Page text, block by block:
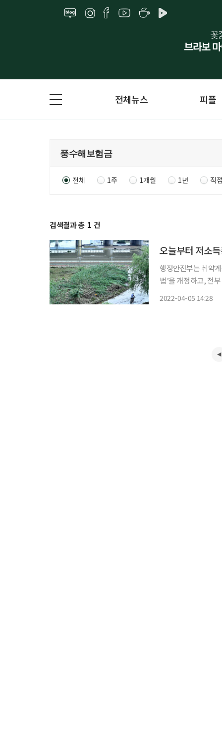
전체뉴스 피플
전체 1주 1개월 1년 직
검색결과 총 1 건
오늘부터 저소
행정안전부는 취약
법’을 개정하고, 전
2022-04-05 14:28